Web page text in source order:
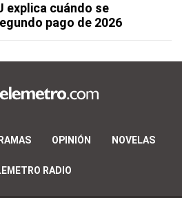
explica cuándo se
pago de 2026
OPINIÓN NOVELAS
RADIO